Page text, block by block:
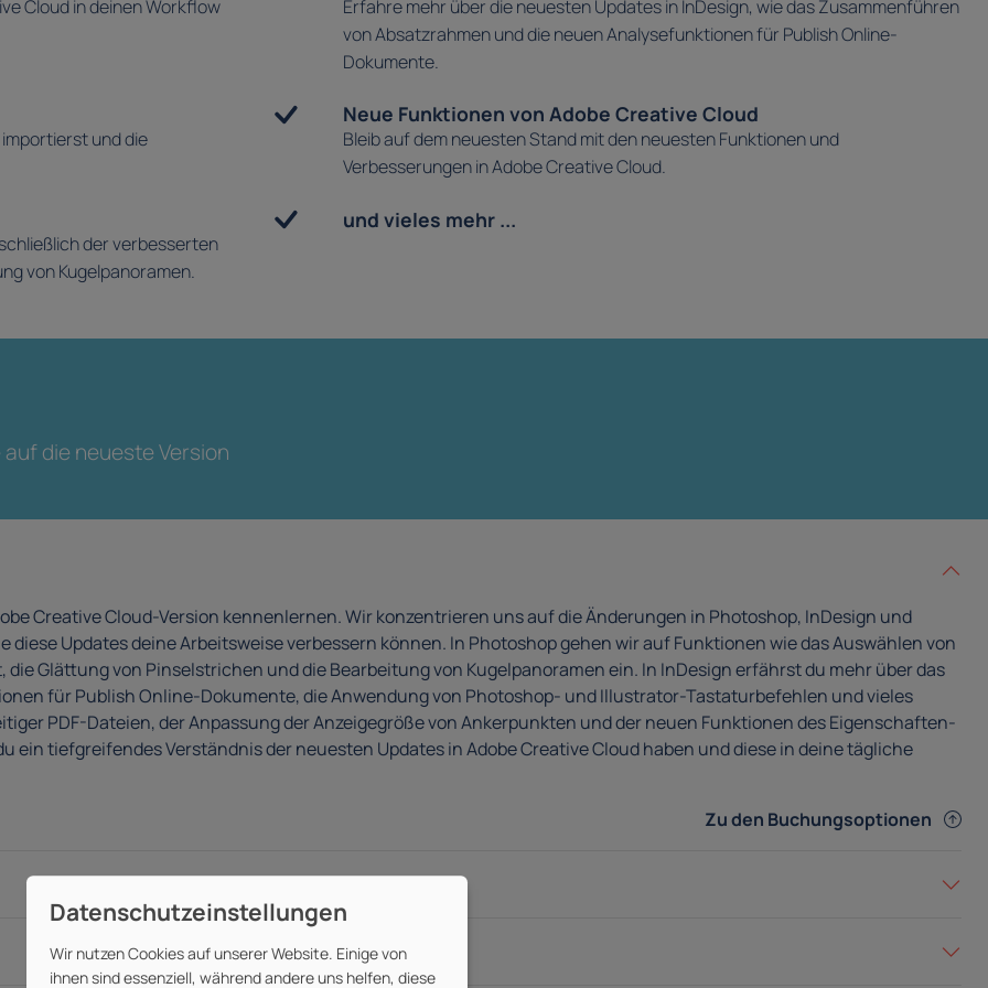
Cloud in deinen Workflow
Erfahre mehr über die neuesten Updates in InDesign, wie das Zusammenführen
von Absatzrahmen und die neuen Analysefunktionen für Publish Online-
Dokumente.
und die
Neue Funktionen von Adobe Creative Cloud
Bleib auf dem neuesten Stand mit den neuesten Funktionen und
Verbesserungen in Adobe Creative Cloud.
der verbesserten
von Kugelpanoramen.
und vieles mehr ...
die neueste Version
Creative Cloud-Version kennenlernen. Wir konzentrieren uns auf die Änderungen in Photoshop, InDesign und
Updates deine Arbeitsweise verbessern können. In Photoshop gehen wir auf Funktionen wie das Auswählen von
Glättung von Pinselstrichen und die Bearbeitung von Kugelpanoramen ein. In InDesign erfährst du mehr über das
für Publish Online-Dokumente, die Anwendung von Photoshop- und Illustrator-Tastaturbefehlen und vieles
PDF-Dateien, der Anpassung der Anzeigegröße von Ankerpunkten und der neuen Funktionen des Eigenschaften-
ein tiefgreifendes Verständnis der neuesten Updates in Adobe Creative Cloud haben und diese in deine tägliche
Zu den Buchungsoptionen
Wir nutzen Cookies auf unserer Website. Einige von
ihnen sind essenziell, während andere uns helfen, diese